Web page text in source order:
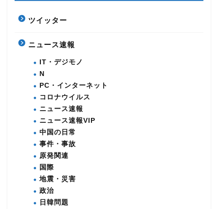
ツイッター
ニュース速報
IT・デジモノ
N
PC・インターネット
コロナウイルス
ニュース速報
ニュース速報VIP
中国の日常
事件・事故
原発関連
国際
地震・災害
政治
日韓問題